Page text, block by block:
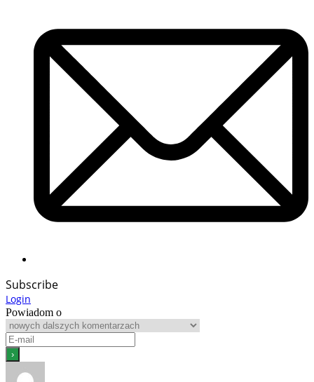
Subscribe
Login
Powiadom o